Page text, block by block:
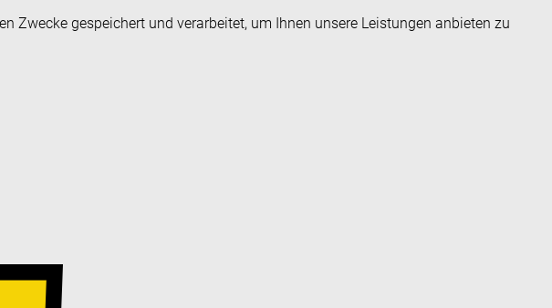
Zwecke gespeichert und verarbeitet, um Ihnen unsere Leistungen anbieten zu